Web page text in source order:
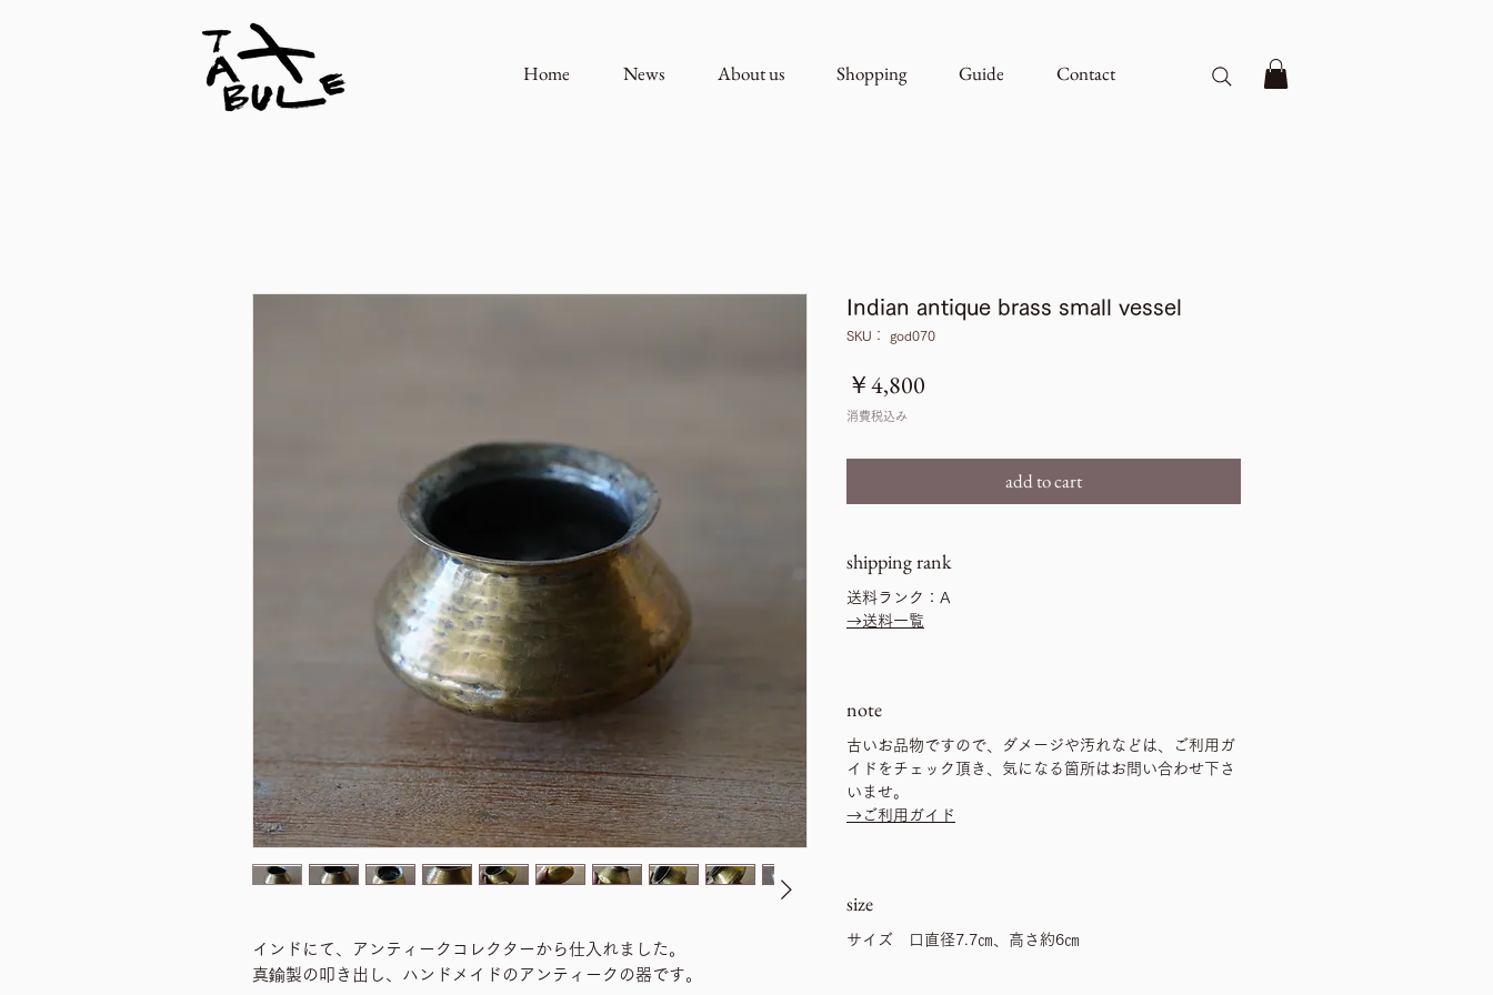
Home News About us Shopping Guide Contact
インドにて、アンティークコレクターから仕入れました。
真鍮製の叩き出し、ハンドメイドのアンティークの器です。
Indian antique brass small vessel
SKU： god070
￥4,800
消費税込み
add to cart
shipping rank
送料ランク：A
→送料一覧
note
古いお品物ですので、ダメージや汚れなどは、ご利用ガ
イドをチェック頂き、気になる箇所はお問い合わせ下さ
いませ。
→ご利用ガイド
size
サイズ 口直径7.7㎝、高さ約6㎝